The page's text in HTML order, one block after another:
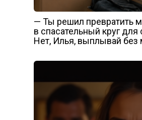
— Ты решил превратить
в спасательный круг
Нет, Илья, выплывай без